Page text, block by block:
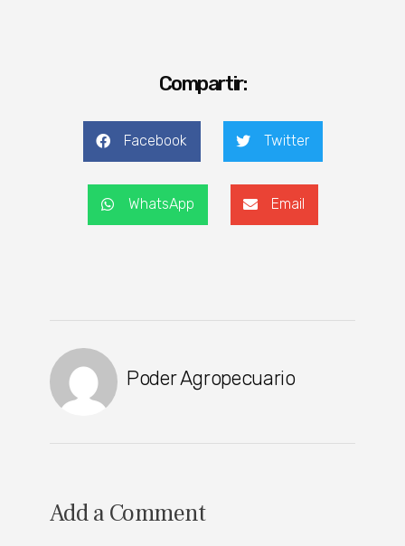
Compartir:
Facebook Twitter
WhatsApp Email
Poder Agropecuario
Add a Comment